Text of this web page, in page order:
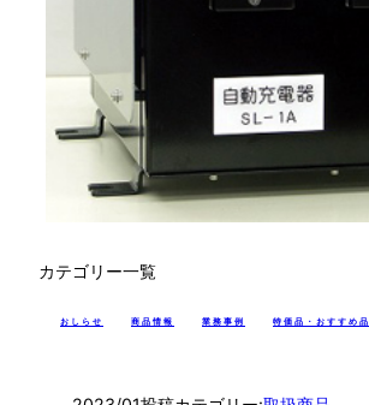
カテゴリー一覧
おしらせ 商品情報 業務事例 特価品・おすすめ品